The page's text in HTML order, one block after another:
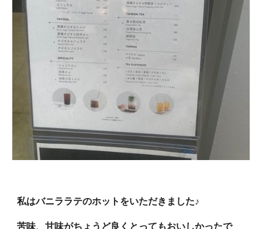
私はバニララテのホットをいただきました♪
苦味、甘味がちょうど良くとってもおいしかったで